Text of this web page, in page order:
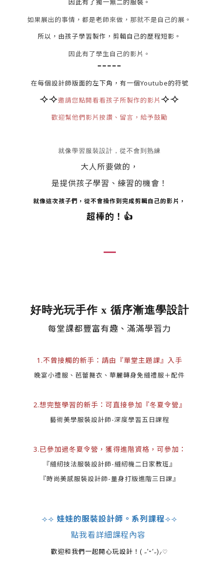
因此有了獨一無二的服裝。
如果展出的事情，都是老師來做，那就不是自己的展。
所以，由孩子學習製作，剪輯自己的歷程短影。
因此有了學生自己的影片。
-----
在每個設計師版面的左下角，有一個Youtube的符號
⟢⟢邀請您點開看看孩子所製作的影片⟢⟢
歡迎幫他們影片按讚、留言，給予鼓勵
就像學習服裝設計，從不會到熟練
大人所要做的，
是提供孩子學習、練習的機會！
就像這次孩子們，從不會操作到完成剪輯自己的影片，
超棒的！ 👍
好時光玩手作 x 循序漸進學設計
每堂課都豐富有趣、滿滿學習力
1.不曾接觸的新手：請由『單堂主題課』入手
晚宴小禮服、芭蕾舞衣、華麗轉身免縫禮服＋配件
2.想完整學習的新手：可直接參加『冬夏令營』
藝術美學服裝設計師-深度學習五日課程
3.已參加過冬夏令營，獲得進階資格，可參加：
『縫紉技法服裝設計師-縫紉機二日家教班』
『時尚美感服裝設計師-量身打版進階三日課』
⟢⟢ 娃娃的服裝設計師。系列課程⟢⟢
點我看詳細課程內容
歡迎和我們一起開心玩設計！ ( ˶’ᵕ‘˶)⸝‎♡